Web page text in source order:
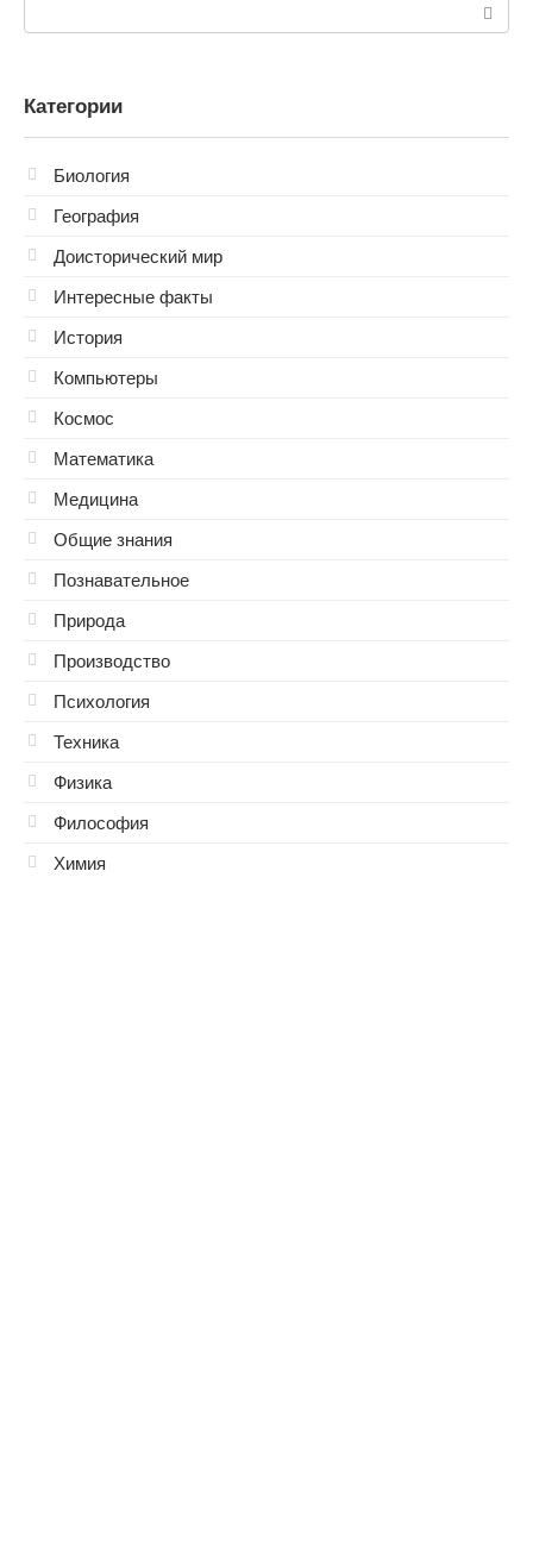
Категории
Биология
География
Доисторический мир
Интересные факты
История
Компьютеры
Космос
Математика
Медицина
Общие знания
Познавательное
Природа
Производство
Психология
Техника
Физика
Философия
Химия